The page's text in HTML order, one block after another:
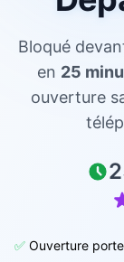
Bloqué
en 25
ouverture
✅ Ouverture